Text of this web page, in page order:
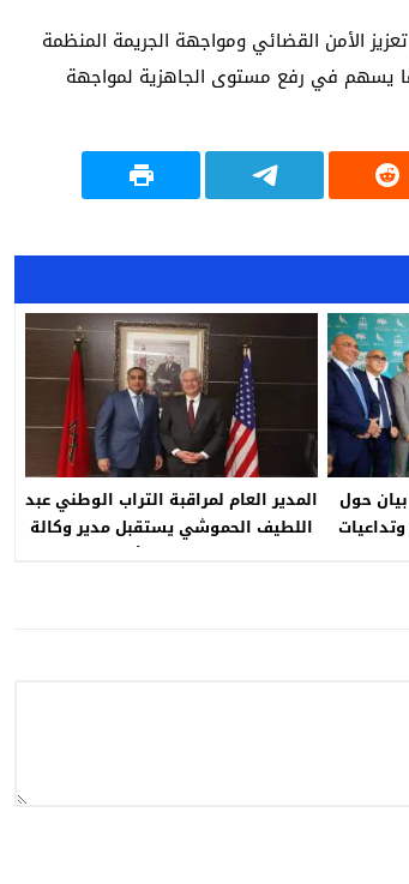
الأمن القضائي ومواجهة الجريمة المنظمة
بما يسهم في رفع مستوى الجاهزية لمواجهة
حول
المدير العام لمراقبة التراب الوطني عبد
اللطيف الحموشي يستقبل مدير وكالة
الإستخبارات المركزية الأمريكية السيد